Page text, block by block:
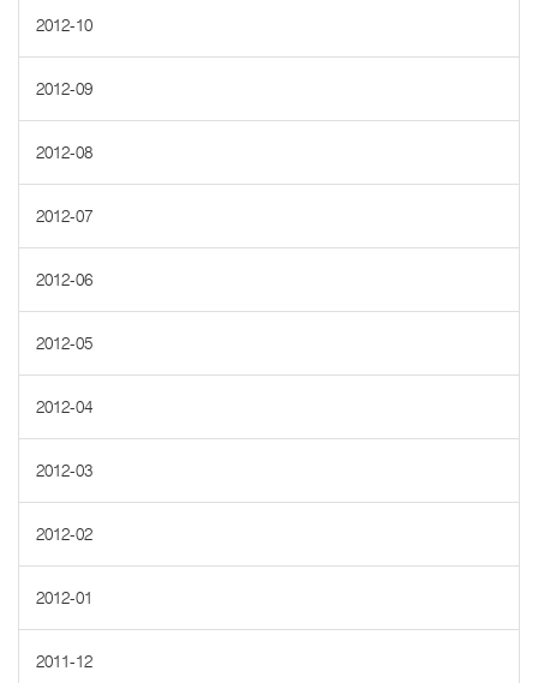
2012-10
2012-09
2012-08
2012-07
2012-06
2012-05
2012-04
2012-03
2012-02
2012-01
2011-12